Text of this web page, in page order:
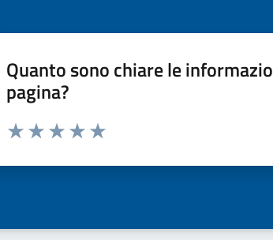
Quanto sono chiare le
pagina?
Valuta da 1 a 5 stelle la pagina